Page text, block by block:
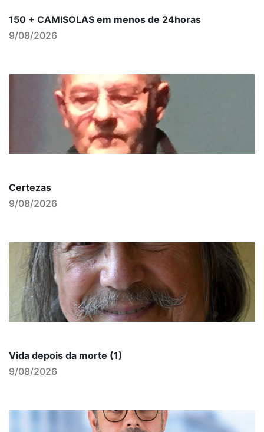
150 + CAMISOLAS em menos de 24horas
9/08/2026
Certezas
9/08/2026
Vida depois da morte (1)
9/08/2026